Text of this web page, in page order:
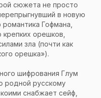
сюжета не просто
в новую
романтика Гофмана,
крепких орешков,
зла (почти как
орешка»).
шифрования Глум
родной русскому
снабжает сейф,